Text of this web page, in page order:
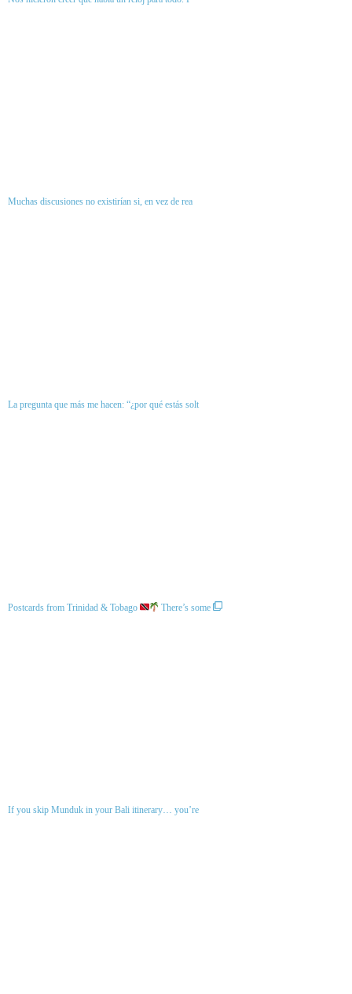
Muchas discusiones no existirían si, en vez de rea
La pregunta que más me hacen: “¿por qué estás solt
Postcards from Trinidad & Tobago There’s some
If you skip Munduk in your Bali itinerary… you’re